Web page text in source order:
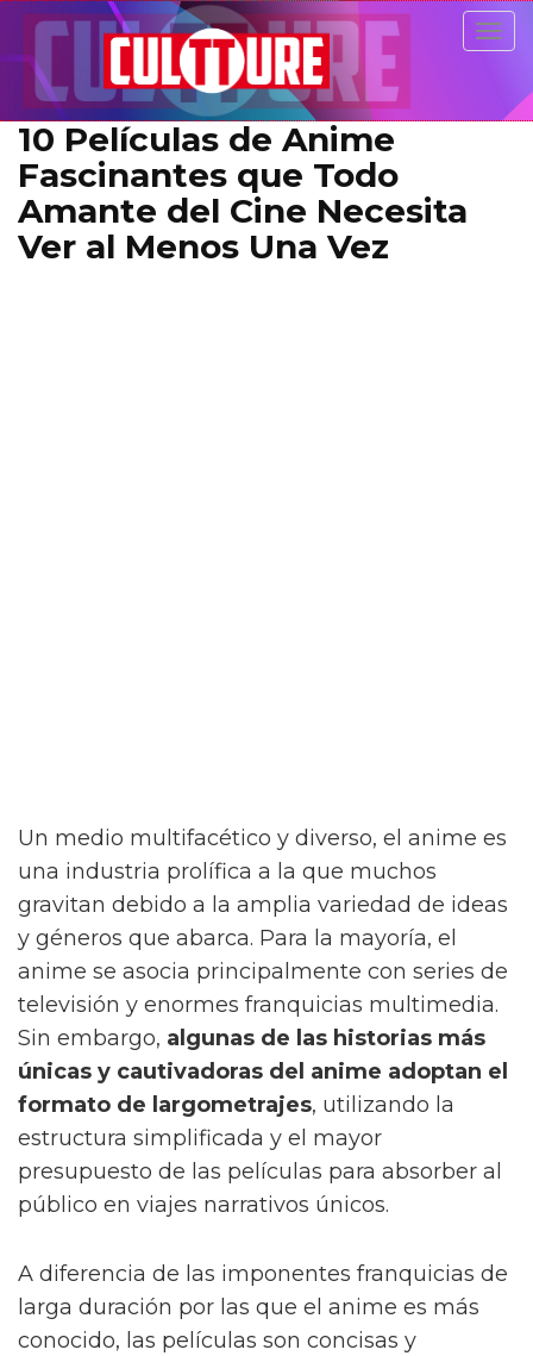
10 Películas de Anime
Fascinantes que Todo
Amante del Cine Necesita
Ver al Menos Una Vez
Un medio multifacético y diverso, el anime es
una industria prolífica a la que muchos
gravitan debido a la amplia variedad de ideas
y géneros que abarca. Para la mayoría, el
anime se asocia principalmente con series de
televisión y enormes franquicias multimedia.
Sin embargo, algunas de las historias más
únicas y cautivadoras del anime adoptan el
formato de largometrajes, utilizando la
estructura simplificada y el mayor
presupuesto de las películas para absorber al
público en viajes narrativos únicos.
A diferencia de las imponentes franquicias de
larga duración por las que el anime es más
conocido, las películas son concisas y